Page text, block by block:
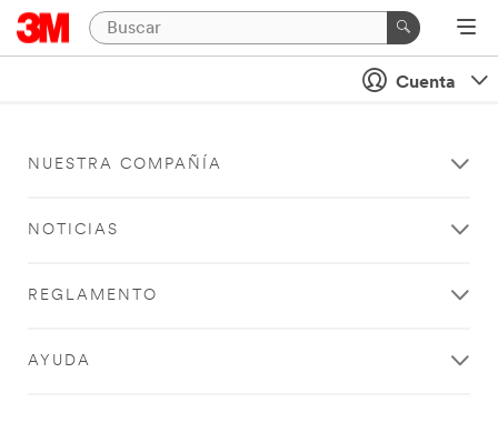
Cuenta
NUESTRA COMPAÑÍA
NOTICIAS
REGLAMENTO
AYUDA